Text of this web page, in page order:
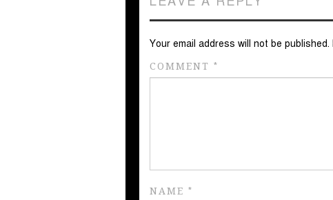
Your email address will not be published.
COMMENT *
NAME *